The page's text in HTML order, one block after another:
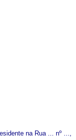
na Rua ... nº ...,